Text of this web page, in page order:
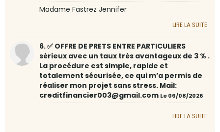
Madame Fastrez Jennifer
LIRE LA SUITE
6. ✅ OFFRE DE PRETS ENTRE PARTICULIERS
sérieux avec un taux très avantageux de 3 % .
La procédure est simple, rapide et
totalement sécurisée, ce qui m’a permis de
réaliser mon projet sans stress. Mail:
creditfinancier003@gmail.com Le 06/08/2026
LIRE LA SUITE